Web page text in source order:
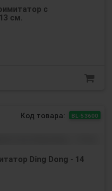
с
см.
Код товара: BL-53600
Ding Dong - 14